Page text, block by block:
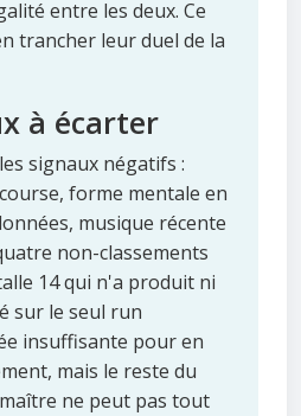
entre les deux. Ce
trancher leur duel de la
à écarter
signaux négatifs :
forme mentale en
musique récente
non-classements
14 qui n'a produit ni
sur le seul run
insuffisante pour en
mais le reste du
ne peut pas tout